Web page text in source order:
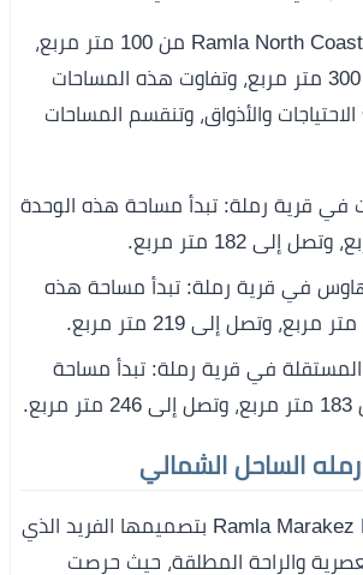
تبدأ المساحات في Ramla North Coast من 100 متر مربع،
وتصل إلى أكثر من 300 متر مربع، وتفاوت هذه المساحات
والأذواق، وتنقسم المساحات
في قرية رملة: تبدأ مساحة هذه الوحدة
في قرية رملة: تبدأ مساحة هذه
في قرية رملة: تبدأ مساحة
الساحل الشمالي
تتميز Ramla Marakez North Coast بتصميمها الفريد الذي
والراحة المطلقة، حيث حرصت